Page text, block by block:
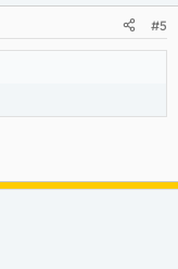
#5